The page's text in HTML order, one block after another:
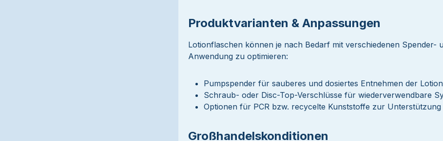
Produktvarianten & Anpassungen
Lotionflaschen können je nach Bedarf mit verschiedenen Spender-
Anwendung zu optimieren:
Pumpspender für sauberes und dosiertes Entnehmen der Lotion
Schraub- oder Disc-Top-Verschlüsse für wiederverwendbare
Optionen für PCR bzw. recycelte Kunststoffe zur
Großhandelskonditionen